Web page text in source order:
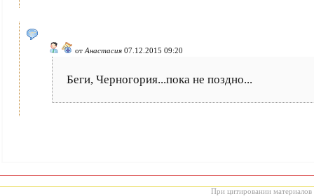
от Анастасия 07.12.2015 09:20
Беги, Черногория...пока не поздно...
При цитировании материалов